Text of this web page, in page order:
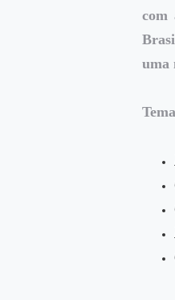
com
uma